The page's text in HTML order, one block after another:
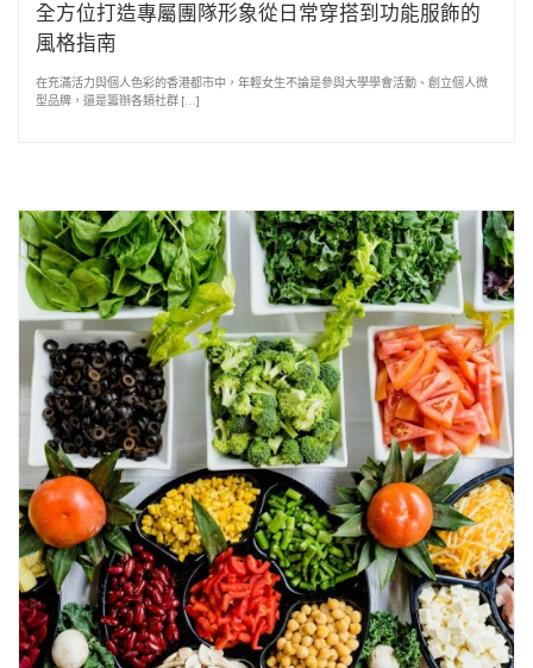
全方位打造專屬團隊形象從日常穿搭到功能服飾的
風格指南
在充滿活力與個人色彩的香港都市中，年輕女生不論是參與大學學會活動、創立個人微
型品牌，還是籌辦各類社群 […]